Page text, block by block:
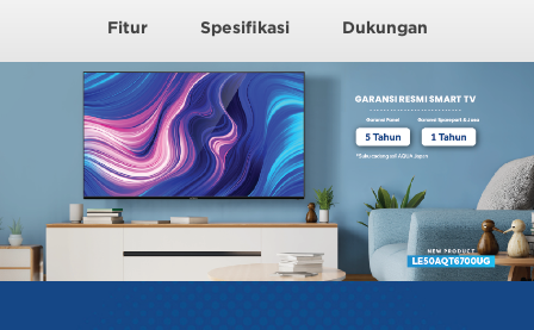
Fitur Spesifikasi Dukungan